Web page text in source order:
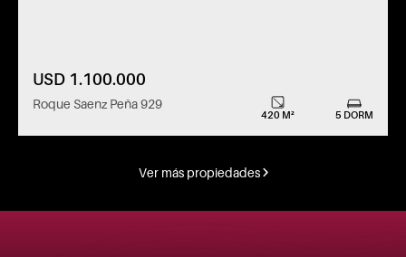
USD 1.100.000
Roque Saenz Peña 929
420 M² 5 DORM
Ver más propiedades